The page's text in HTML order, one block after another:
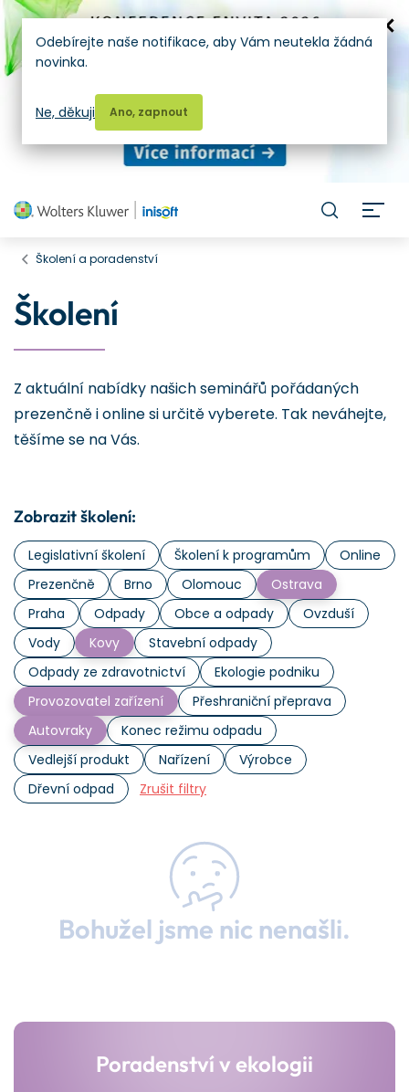
Školení a poradenství
Školení
Z aktuální nabídky našich seminářů pořádaných
prezenčně i online si určitě vyberete. Tak neváhejte,
těšíme se na Vás.
Zobrazit školení:
Legislativní školení Školení k programům
Online
Prezenčně
Brno Olomouc
Ostrava
Praha
Odpady Obce a odpady
Ovzduší
Vody
Kovy
Stavební odpady
Odpady ze zdravotnictví
Ekologie podniku
Provozovatel zařízení
Přeshraniční přeprava
Autovraky
Konec režimu odpadu
Vedlejší produkt
Nařízení
Výrobce
Dřevní odpad
Zrušit filtry
Bohužel jsme nic nenašli.
Poradenství v ekologii
Odebírejte naše notifikace, aby Vám neutekla žádná
novinka.
Ano, zapnout
Ne, děkuji